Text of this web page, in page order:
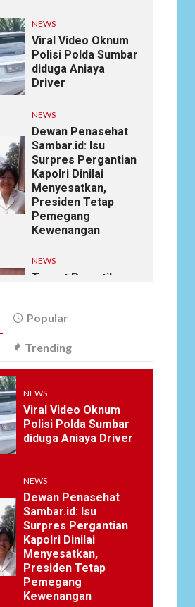
NEWS
Viral Video Oknum
Polisi Polda Sumbar
diduga Aniaya
Driver
NEWS
Dewan Penasehat
Sambar.id: Isu
Surpres Pergantian
Kapolri Dinilai
Menyesatkan,
Presiden Tetap
Pemegang
Kewenangan
NEWS
Target Pemutihan
Unggulan Gubernur
Abal?
Satgas Pamtas
Kewilayahan RI-PNG
yonif 645/gty. Pos
Napua Laksanakan
SD Negeri Gunung
Susu
NEWS
Soal Dugaan
Tenaga Ahli Fiktif,
KPK Diminta
Tongkrongi
Pemprov Banten
Popular
Trending
NEWS
Viral Video Oknum
Polisi Polda Sumbar
diduga Aniaya Driver
NEWS
Dewan Penasehat
Sambar.id: Isu
Surpres Pergantian
Kapolri Dinilai
Menyesatkan,
Presiden Tetap
Pemegang
Kewenangan